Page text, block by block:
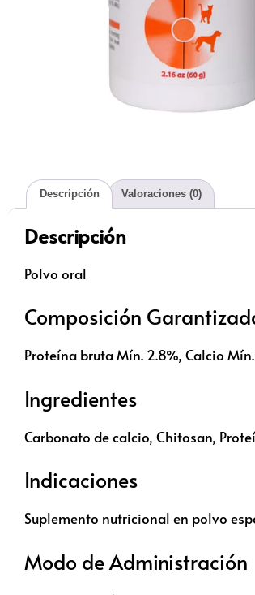
Descripción Valoraciones (0)
Descripción
Polvo oral
Composición
Proteína bruta Mín. 2.8%, Calcio
Ingredientes
Carbonato de calcio, Chitosan,
Indicaciones
Suplemento nutricional en polvo
Modo de Administración